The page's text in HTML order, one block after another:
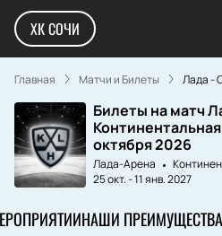
ХК СОЧИ
Главная Матчи и Билеты Лада -
Билеты на матч
октября 2026
Лада-Арена
25 окт.-11 янв. 2027
НАШИ ПРЕИМУЩЕСТВА